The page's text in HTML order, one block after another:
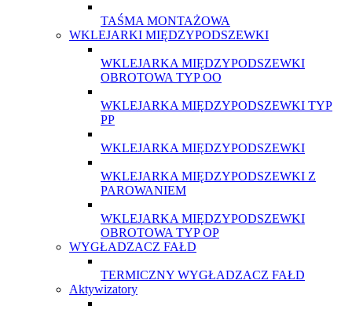
TAŚMA MONTAŻOWA
WKLEJARKI MIĘDZYPODSZEWKI
WKLEJARKA MIĘDZYPODSZEWKI
OBROTOWA TYP OO
WKLEJARKA MIĘDZYPODSZEWKI TYP
PP
WKLEJARKA MIĘDZYPODSZEWKI
WKLEJARKA MIĘDZYPODSZEWKI Z
PAROWANIEM
WKLEJARKA MIĘDZYPODSZEWKI
OBROTOWA TYP OP
WYGŁADZACZ FAŁD
TERMICZNY WYGŁADZACZ FAŁD
Aktywizatory